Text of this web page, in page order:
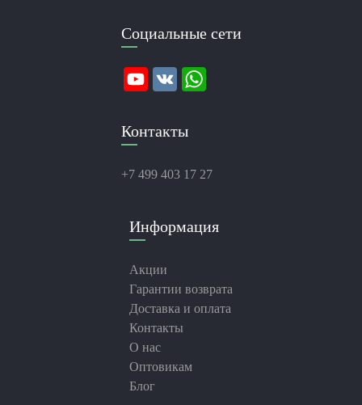
Социальные сети
Контакты
+7 499 403 17 27
Информация
Акции
Гарантии возврата
Доставка и оплата
Контакты
О нас
Оптовикам
Блог